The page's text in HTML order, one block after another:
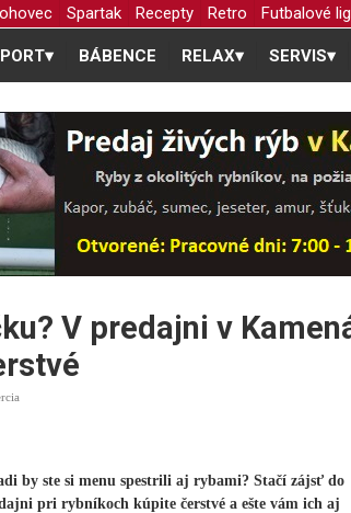
Spartak Recepty Retro Futbalové
▾ BÁBENCE RELAX▾ SERVIS▾
V predajni v
by ste si menu spestrili aj rybami? Stačí zájsť do
pri rybníkoch kúpite čerstvé a ešte vám ich aj